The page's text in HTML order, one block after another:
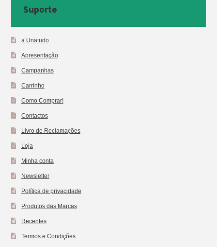
Suporte
a Unatudo
Apresentação
Campanhas
Carrinho
Como Comprar!
Contactos
Livro de Reclamações
Loja
Minha conta
Newsletter
Política de privacidade
Produtos das Marcas
Recentes
Termos e Condições